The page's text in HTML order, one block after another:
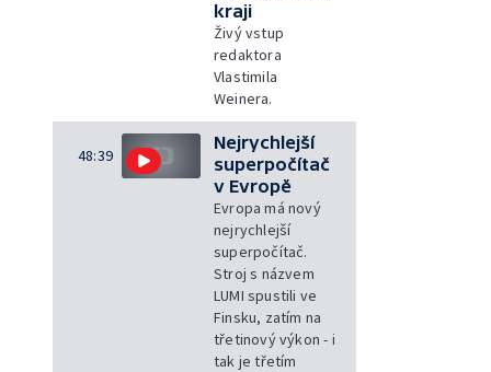
kraji
Živý vstup
redaktora
Vlastimila
Weinera.
48:39
Nejrychlejší
superpočítač
v Evropě
Evropa má nový
nejrychlejší
superpočítač.
Stroj s názvem
LUMI spustili ve
Finsku, zatím na
třetinový výkon - i
tak je třetím